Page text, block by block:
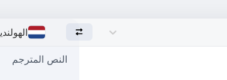
النص المترجم